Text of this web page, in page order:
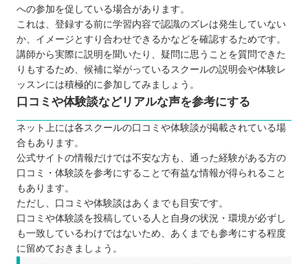
ワンダーコード シュティル軽井沢校
プロクラ
SUTEMON（ステモン）
自分にあったスクールを選ぼう
への参加を促している場合があります。
これは、登録する前に学習内容で認識のズレは発生していない
か、イメージとすり合わせできるかなどを確認するためです。
講師から実際に説明を聞いたり、疑問に思うことを質問できた
りもするため、候補に挙がっているスクールの説明会や体験レ
ッスンには積極的に参加してみましょう。
口コミや体験談などリアルな声を参考にする
ネット上には各スクールの口コミや体験談が掲載されている場
合もあります。
公式サイトの情報だけでは不安な方も、通った経験がある方の
口コミ・体験談を参考にすることで有益な情報が得られること
もあります。
ただし、口コミや体験談はあくまでも目安です。
口コミや体験談を投稿している人と自身の状況・環境が必ずし
も一致しているわけではないため、あくまでも参考にする程度
に留めておきましょう。